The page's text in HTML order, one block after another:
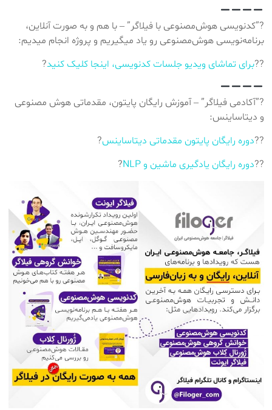
?”کدنویسی هوش‌مصنوعی با فیلاگر” – با هم و به صورت آنلاین،
برنامه‌نویسی هوش‌مصنوعی رو یاد میگیریم و پروژه انجام میدیم:
??برای تماشای ویدیو جلسات کدنویسی، اینجا کلیک کنید?
?”آکادمی فیلاگر” – آموزش رایگان پایتون، مقدماتی هوش مصنوعی
و دیتاساینس:
??دوره رایگان پایتون مقدماتی دیتاساینس?
??دوره رایگان یادگیری ماشین و NLP ?